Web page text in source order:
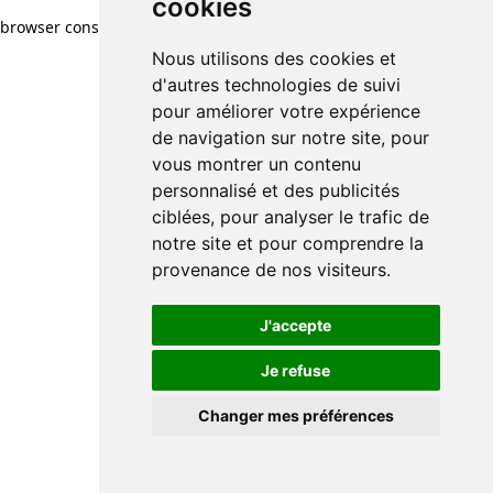
cookies
Nous utilisons des cookies et
d'autres technologies de suivi
pour améliorer votre expérience
de navigation sur notre site, pour
vous montrer un contenu
personnalisé et des publicités
ciblées, pour analyser le trafic de
notre site et pour comprendre la
provenance de nos visiteurs.
J'accepte
Je refuse
Changer mes préférences
browser console for more information)